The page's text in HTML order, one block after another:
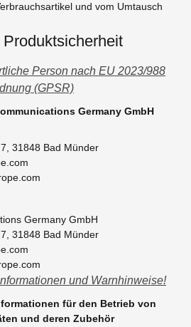
und vom Umtausch
Person nach EU 2023/988
(GPSR)
Germany GmbH
31848 Bad Münder
Germany GmbH
31848 Bad Münder
und Warnhinweise!
für den Betrieb von
und deren Zubehör